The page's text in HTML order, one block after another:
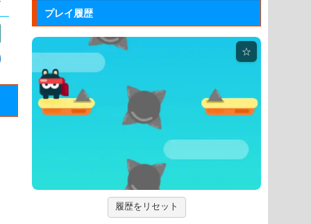
マージェストキングダム
王国を再建すべく領土を拡大していく
建国シミュレーションゲーム...
ジュエルカラーリング
宝石を入れ替えて床と同じ色に揃える
カラーパズルゲーム。
「アルカノイド」の無料ゲー...
ズーキーパー2
動物たちを3匹以上にして捕まえてい
プレイ履歴
☆
履歴をリセット